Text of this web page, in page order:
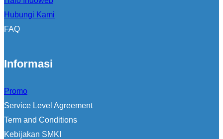
Hubungi Kami
FAQ
Informasi
Promo
Service Level Agreement
Term and Conditions
Kebijakan SMKI